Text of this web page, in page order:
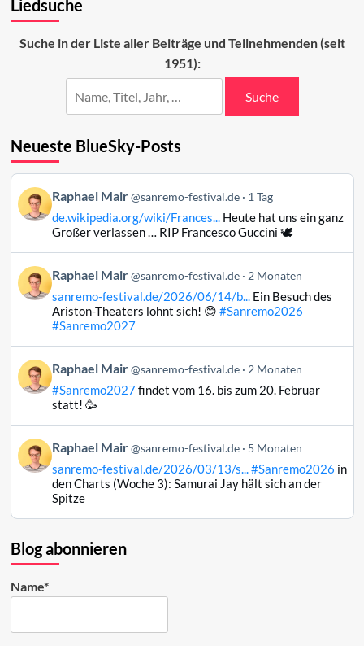
Liedsuche
Suche in der Liste aller Beiträge und Teilnehmenden (seit
1951):
Suche
Neueste BlueSky-Posts
Beitrag
von
Raphael
Bluesky
ansehen
Raphael Mair @sanremo-festival.de 1 Tag
de.wikipedia.org/wiki/Frances...Heute hat uns ein ganz
Großer verlassen … RIP Francesco Guccini 🕊️
Beitrag
von
Raphael
ansehen
Raphael Mair @sanremo-festival.de 2 Monaten
sanremo-festival.de/2026/06/14/b...Ein Besuch des
Ariston-Theaters lohnt sich! 😊 #Sanremo2026
#Sanremo2027
Beitrag
von
Raphael
Bluesky
ansehen
Raphael Mair @sanremo-festival.de 2 Monaten
#Sanremo2027findet vom 16. bis zum 20. Februar
statt! 🥳
Beitrag
von
Raphael
ansehen
Raphael Mair @sanremo-festival.de 5 Monaten
sanremo-festival.de/2026/03/13/s...#Sanremo2026 in
den Charts (Woche 3): Samurai Jay hält sich an der
Spitze
Blog abonnieren
Name*